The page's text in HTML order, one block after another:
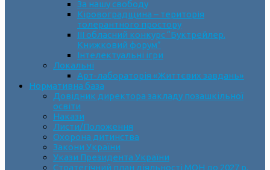
За нашу свободу
Кіровоградщина – територія
толерантного простору
ІII обласний конкурс “Буктрейлер.
Книжковий форум”
Інтелектуальні ігри
Локальні
Арт-лабораторія «Життєвих завдань»
Нормативна база
Довідник директора закладу позашкільної
освіти
Накази
Листи/Положення
Охорона дитинства
Закони України
Укази Президента України
Стратегічний план діяльності МОН до 2027 р.